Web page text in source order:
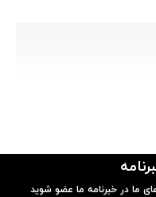
ما در خبرنامه ما عضو شوید